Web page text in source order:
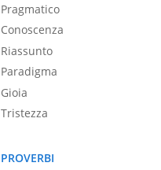
Pragmatico
Conoscenza
Riassunto
Paradigma
Gioia
Tristezza
PROVERBI